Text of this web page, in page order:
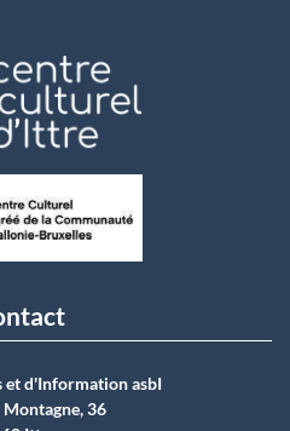
et d'Information asbI
Montagne, 36